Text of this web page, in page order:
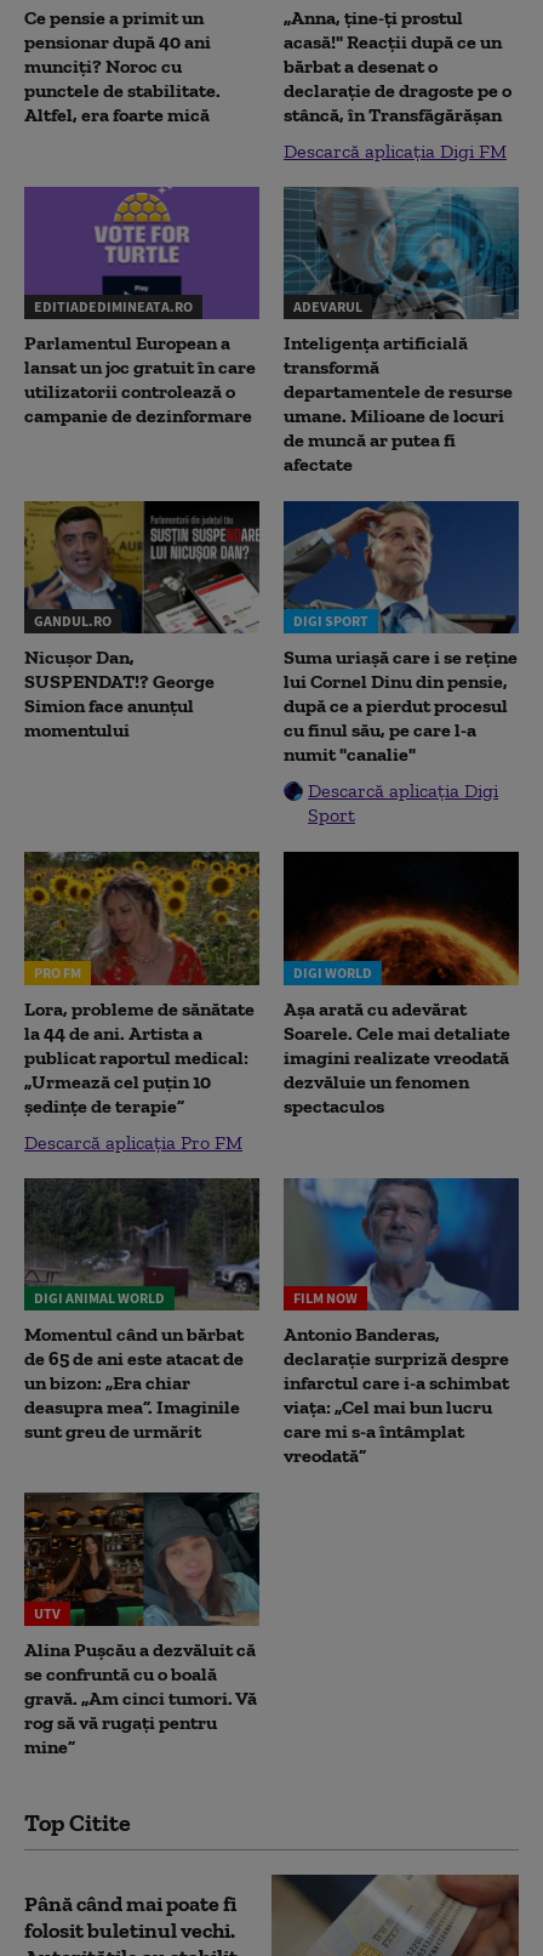
Ce pensie a primit un
pensionar după 40 ani
munciți? Noroc cu
punctele de stabilitate.
Altfel, era foarte mică
„Anna, ţine-ţi prostul
acasă!" Reacţii după ce un
bărbat a desenat o
declaraţie de dragoste pe o
stâncă, în Transfăgărăşan
Descarcă aplicația Digi FM
EDITIADEDIMINEATA.RO
Parlamentul European a
lansat un joc gratuit în care
utilizatorii controlează o
campanie de dezinformare
ADEVARUL
Inteligența artificială
transformă
departamentele de resurse
umane. Milioane de locuri
de muncă ar putea fi
afectate
GANDUL.RO
Nicușor Dan,
SUSPENDAT!? George
Simion face anunțul
momentului
DIGI SPORT
Suma uriașă care i se reține
lui Cornel Dinu din pensie,
după ce a pierdut procesul
cu finul său, pe care l-a
numit "canalie"
Descarcă aplicația Digi
Sport
PRO FM
Lora, probleme de sănătate
la 44 de ani. Artista a
publicat raportul medical:
„Urmează cel puțin 10
ședințe de terapie”
Descarcă aplicația Pro FM
DIGI WORLD
Așa arată cu adevărat
Soarele. Cele mai detaliate
imagini realizate vreodată
dezvăluie un fenomen
spectaculos
DIGI ANIMAL WORLD
Momentul când un bărbat
de 65 de ani este atacat de
un bizon: „Era chiar
deasupra mea”. Imaginile
sunt greu de urmărit
FILM NOW
Antonio Banderas,
declarație surpriză despre
infarctul care i-a schimbat
viața: „Cel mai bun lucru
care mi s-a întâmplat
vreodată”
UTV
Alina Pușcău a dezvăluit că
se confruntă cu o boală
gravă. „Am cinci tumori. Vă
rog să vă rugați pentru
mine”
Top Citite
Până când mai poate fi
folosit buletinul vechi.